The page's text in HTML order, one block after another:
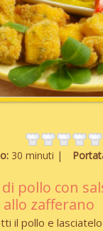
30 minuti
pollo con
zafferano
il pollo e